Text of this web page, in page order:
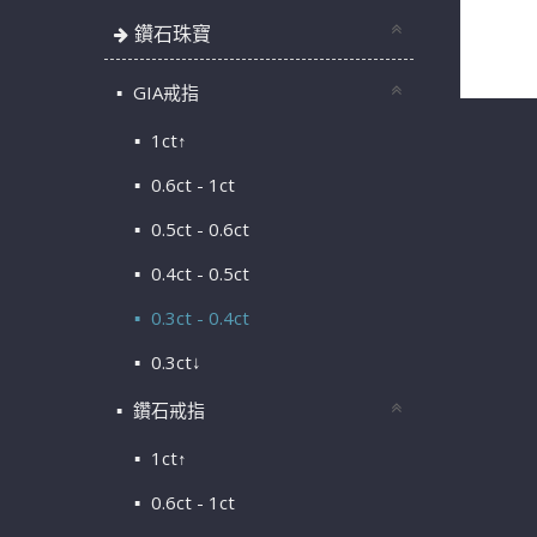
鑽石珠寶
GIA戒指
1ct↑
0.6ct - 1ct
0.5ct - 0.6ct
0.4ct - 0.5ct
0.3ct - 0.4ct
0.3ct↓
鑽石戒指
1ct↑
0.6ct - 1ct